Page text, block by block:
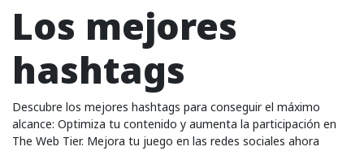
Los mejores
hashtags
Descubre los mejores hashtags para conseguir el máximo
alcance: Optimiza tu contenido y aumenta la participación en
The Web Tier. Mejora tu juego en las redes sociales ahora